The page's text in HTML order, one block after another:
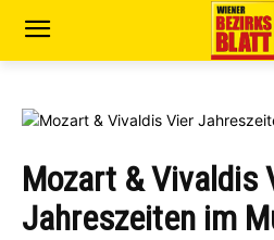
Mozart & Vivaldis
Jahreszeiten im